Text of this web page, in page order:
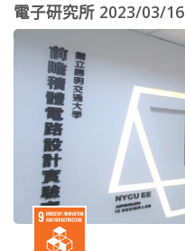
電子研究所 2023/03/16